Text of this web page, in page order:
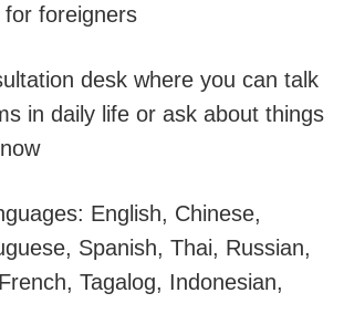
foreigners
desk where you can talk
in daily life or ask about things
English, Chinese,
Spanish, Thai, Russian,
Tagalog, Indonesian,